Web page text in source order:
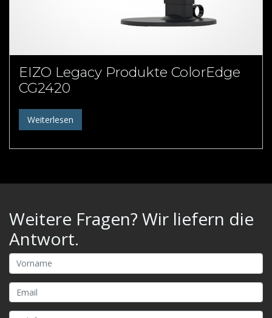
EIZO Legacy Produkte ColorEdge
CG2420
Weiterlesen
Weitere Fragen? Wir liefern die
Antwort.